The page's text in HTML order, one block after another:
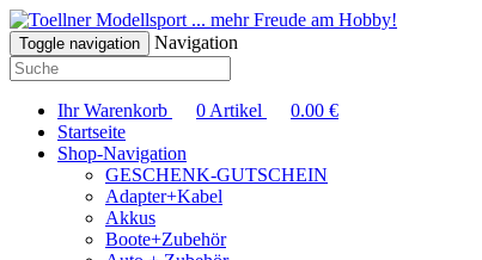
... mehr Freude am Hobby!
Toggle navigation Navigation
Ihr Warenkorb 0 Artikel 0.00 €
Startseite
Shop-Navigation
GESCHENK-GUTSCHEIN
Adapter+Kabel
Akkus
Boote+Zubehör